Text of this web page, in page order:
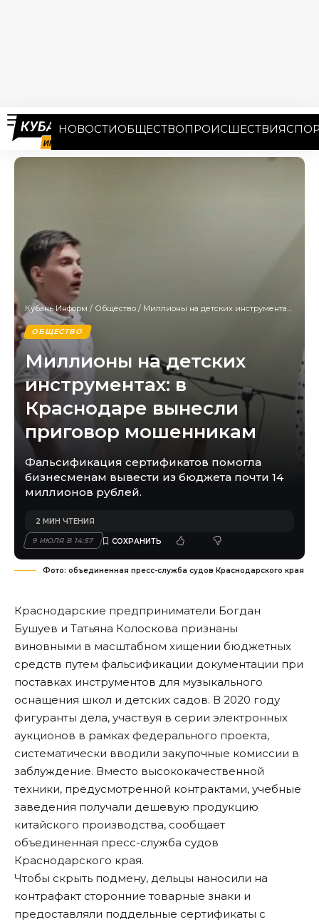
НОВОСТИОБЩЕСТВОПРОИСШЕСТВИЯ
Кубань Информ / Общество / Миллионы на детских инструментах: в Краснодаре вынесли приговор мошенникам
ОБЩЕСТВО
Миллионы на детских
инструментах: в
Краснодаре вынесли
приговор мошенникам
Фальсификация сертификатов помогла
бизнесменам вывести из бюджета почти 14
миллионов рублей.
9 ИЮЛЯ В 14:57
2 МИН ЧТЕНИЯ
Фото: объединенная пресс-служба судов Краснодарского края
Краснодарские предприниматели Богдан
Бушуев и Татьяна Колоскова признаны
виновными в масштабном хищении бюджетных
средств путем фальсификации документации при
поставках инструментов для музыкального
оснащения школ и детских садов. В 2020 году
фигуранты дела, участвуя в серии электронных
аукционов в рамках федерального проекта,
систематически вводили закупочные комиссии в
заблуждение. Вместо высококачественной
техники, предусмотренной контрактами, учебные
заведения получали дешевую продукцию
китайского производства, сообщает
объединенная пресс-служба судов
Краснодарского края.
Чтобы скрыть подмену, дельцы наносили на
контрафакт сторонние товарные знаки и
предоставляли поддельные сертификаты с